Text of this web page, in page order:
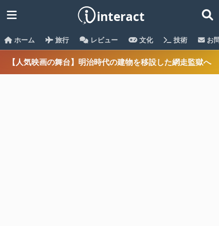
ホーム 旅行 レビュー 文化 技術 お
【人気映画の舞台】明治時代の建物を移設した網走監獄へ